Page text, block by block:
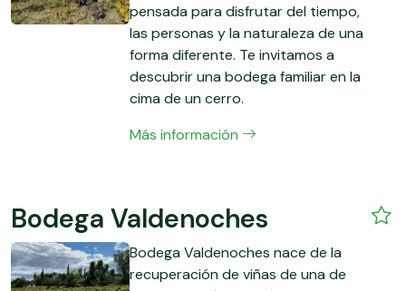
pensada para disfrutar del tiempo,
las personas y la naturaleza de una
forma diferente. Te invitamos a
descubrir una bodega familiar en la
cima de un cerro.
Más información
Bodega Valdenoches
Bodega Valdenoches nace de la
recuperación de viñas de una de